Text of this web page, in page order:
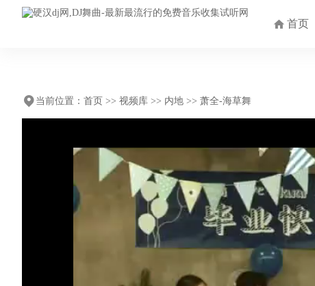
首页
当前位置： 首页 >> 视频库 >> 内地 >> 萧全-海草舞